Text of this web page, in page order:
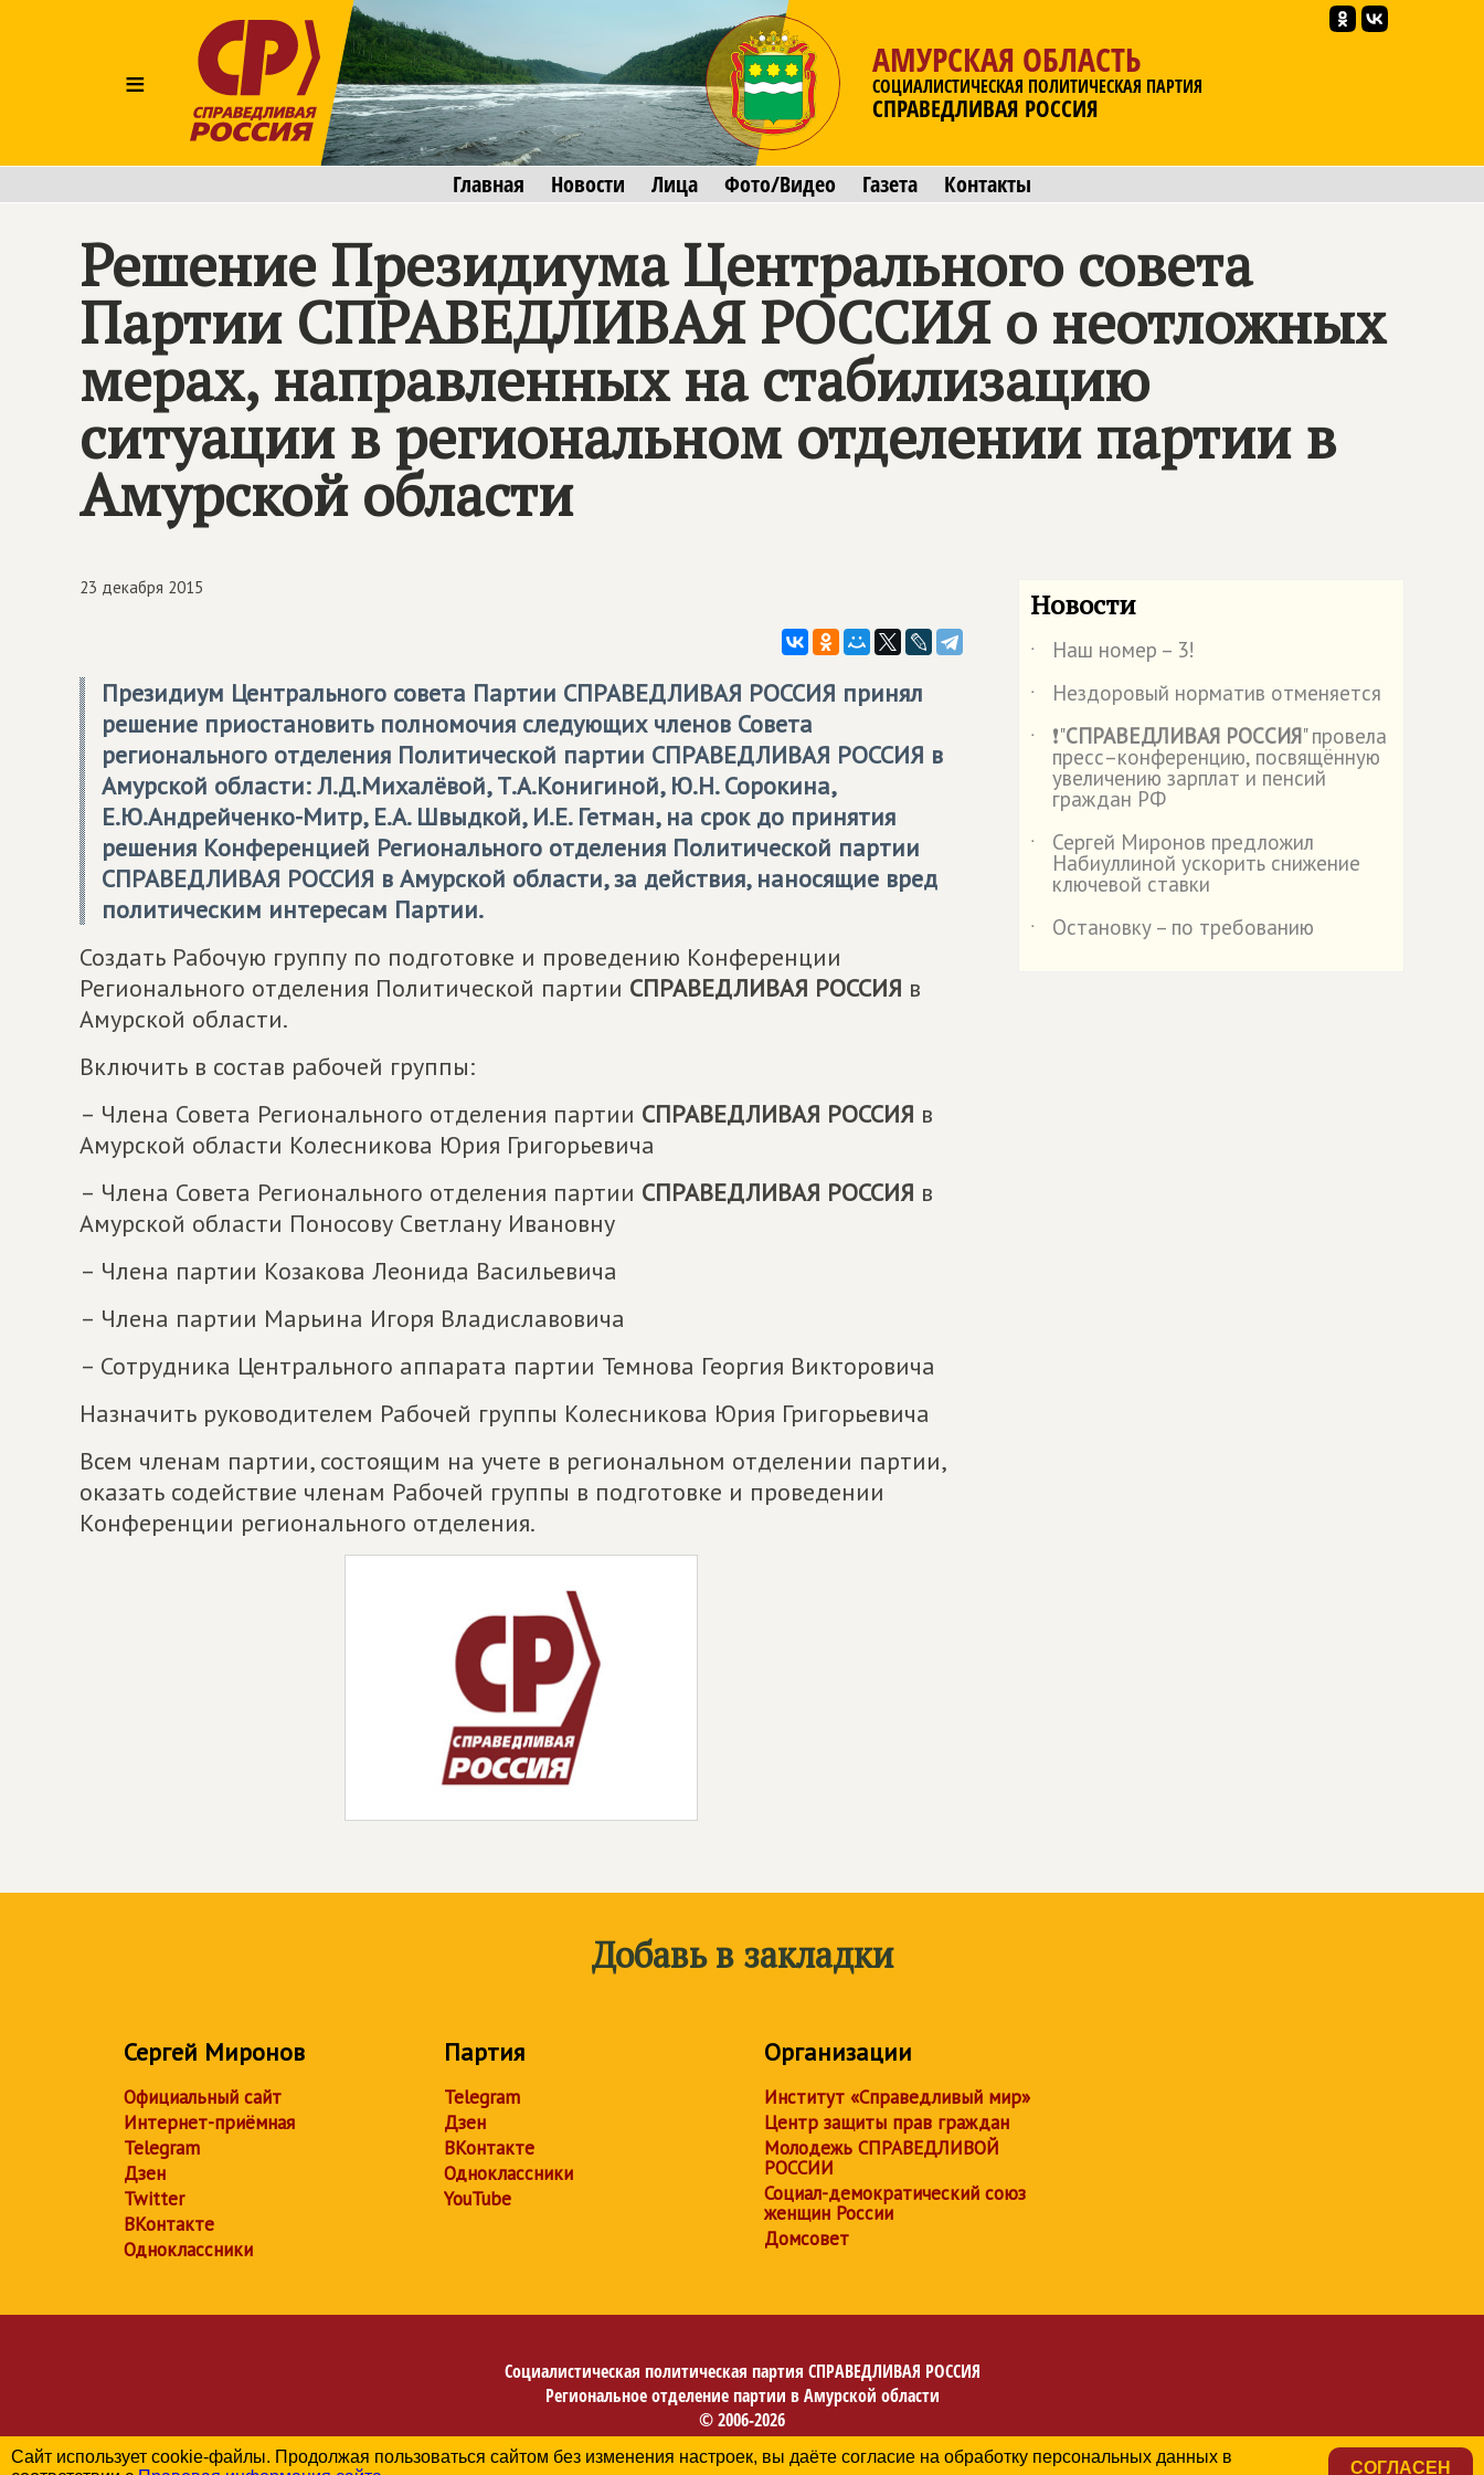
≡
АМУРСКАЯ ОБЛАСТЬ
СОЦИАЛИСТИЧЕСКАЯ ПОЛИТИЧЕСКАЯ ПАРТИЯ
СПРАВЕДЛИВАЯ РОССИЯ
Главная Новости Лица Фото/Видео Газета Контакты
Решение Президиума Центрального совета
Партии СПРАВЕДЛИВАЯ РОССИЯо неотложных
мерах, направленных на стабилизацию
ситуации в региональном отделении партии в
Амурской области
23 декабря 2015
Президиум Центрального совета Партии СПРАВЕДЛИВАЯ РОССИЯ принял
решение приостановить полномочия следующих членов Совета
регионального отделения Политической партии СПРАВЕДЛИВАЯ РОССИЯ в
Амурской области: Л.Д.Михалёвой, Т.А.Конигиной, Ю.Н. Сорокина,
Е.Ю.Андрейченко-Митр, Е.А. Швыдкой, И.Е. Гетман, на срок до принятия
решения Конференцией Регионального отделения Политической партии
СПРАВЕДЛИВАЯ РОССИЯ в Амурской области, за действия, наносящие вред
политическим интересам Партии.
Создать Рабочую группу по подготовке и проведению Конференции
Регионального отделения Политической партии СПРАВЕДЛИВАЯ РОССИЯ в
Амурской области.
Включить в состав рабочей группы:
– Члена Совета Регионального отделения партии СПРАВЕДЛИВАЯ РОССИЯ в
Амурской области Колесникова Юрия Григорьевича
– Члена Совета Регионального отделения партии СПРАВЕДЛИВАЯ РОССИЯ в
Амурской области Поносову Светлану Ивановну
– Члена партии Козакова Леонида Васильевича
– Члена партии Марьина Игоря Владиславовича
– Сотрудника Центрального аппарата партии Темнова Георгия Викторовича
Назначить руководителем Рабочей группы Колесникова Юрия Григорьевича
Всем членам партии, состоящим на учете в региональном отделении партии,
оказать содействие членам Рабочей группы в подготовке и проведении
Конференции регионального отделения.
Новости
˙
Наш номер – 3!
˙
Нездоровый норматив отменяется
˙
❗"СПРАВЕДЛИВАЯ РОССИЯ" провела
пресс–конференцию, посвящённую
увеличению зарплат и пенсий
граждан РФ
˙
Сергей Миронов предложил
Набиуллиной ускорить снижение
ключевой ставки
˙
Остановку – по требованию
Добавь в закладки
Сергей Миронов
Официальный сайт
Интернет-приёмная
Telegram
Дзен
Twitter
ВКонтакте
Одноклассники
Партия
Telegram
Дзен
ВКонтакте
Одноклассники
YouTube
Организации
Институт «Справедливый мир»
Центр защиты прав граждан
Молодежь СПРАВЕДЛИВОЙ
РОССИИ
Социал-демократический союз
женщин России
Домсовет
Социалистическая политическая партия СПРАВЕДЛИВАЯ РОССИЯ
Региональное отделение партии в Амурской области
© 2006-2026
Политика в отношении обработки персональных данных
Сайт использует cookie-файлы. Продолжая пользоваться сайтом без изменения настроек, вы даёте согласие на обработку персональных данных в
СОГЛАСЕН